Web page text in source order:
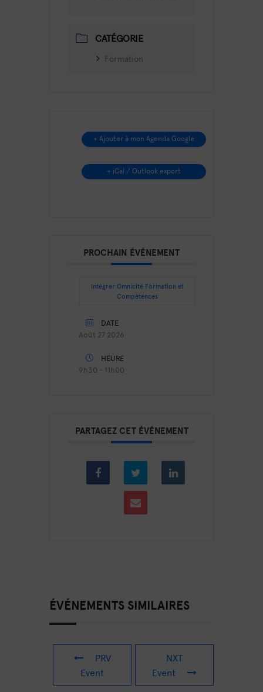
CATÉGORIE
Formation
+ Ajouter à mon Agenda Google
+ iCal / Outlook export
PROCHAIN ÉVÉNEMENT
Intégrer Omnicité Formation et
Compétences
DATE
Août 27 2026
HEURE
9h30 - 11h00
PARTAGEZ CET ÉVÉNEMENT
ÉVÉNEMENTS SIMILAIRES
PRV
Event
NXT
Event